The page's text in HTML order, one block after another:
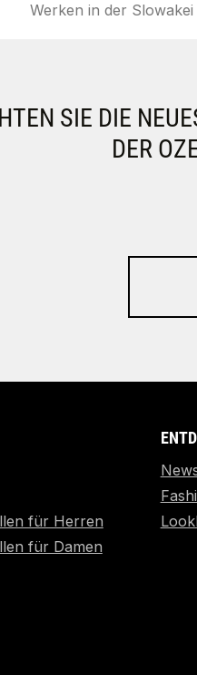
Werken in der Slowakei
SIE DIE
DER
für Herren
für Damen